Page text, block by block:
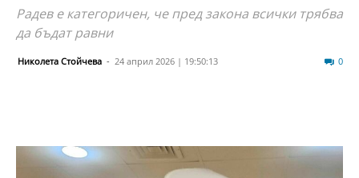
Радев е категоричен, че пред закона всички трябва
да бъдат равни
Николета Стойчева - 24 април 2026 | 19:50:13 0